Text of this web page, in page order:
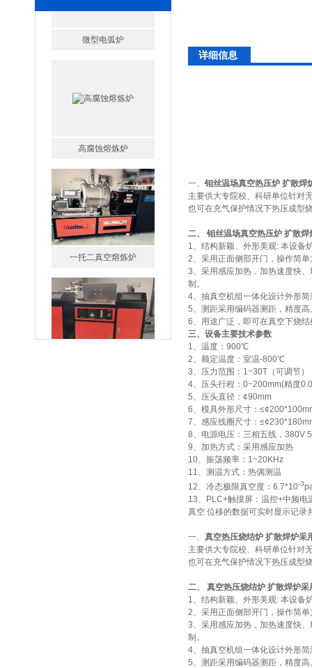
一托二真空熔炼炉
微型真空熔炼炉
详细信息
一、 钼丝温场真空热压炉 扩散焊
主要供大专院校、科研单位针对
也可在充气保护情况下热压成型
二、
钼丝温场真空热压炉 扩散焊
1、结构新颖、外形美观: 本设备
2、采用正面侧部开门，操作简单
3、采用感应加热，加热速度快
制。
4、抽真空机组一体化设计外形简
5、测距采用编码器测距，精度
6、用途广泛，即可在真空下烧
三、设备主要技术参数
1、温度：900℃
2、额定温度：室温-800℃
3、压力范围：1~30T（可调节）
4、压头行程：0~200mm(精度
5、压头直径：¢90mm
6、模具外形尺寸：
7、感应线圈尺寸：
8、电源电压：三相五线，380V
9、加热方式：采用感应加热
10、振荡频率：1~20KHz
11、测温方式：热偶测温
12、冷态极限真空度：6.7*10-3
13、PLC+触摸屏：温控+中频
真空 位移的数据可实时显示记录
一、 真空热压烧结炉 扩散焊炉采
主要供大专院校、科研单位针对
也可在充气保护情况下热压成型
二、
真空热压烧结炉 扩散焊炉采
1、结构新颖、外形美观: 本设备
2、采用正面侧部开门，操作简单
3、采用感应加热，加热速度快
制。
4、抽真空机组一体化设计外形简
5、测距采用编码器测距，精度